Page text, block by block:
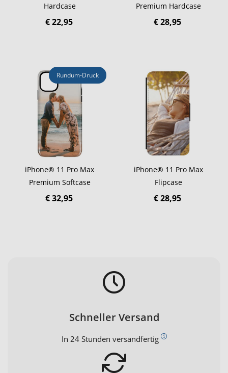
Hardcase
€ 22,95
Premium Hardcase
€ 28,95
Rundum-Druck
iPhone® 11 Pro Max
Premium Softcase
€ 32,95
iPhone® 11 Pro Max
Flipcase
€ 28,95
Schneller Versand
In 24 Stunden versandfertig